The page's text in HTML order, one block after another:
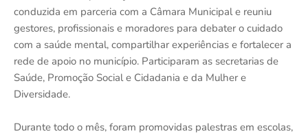
conduzida em parceria com a Câmara Municipal e reuniu
gestores, profissionais e moradores para debater o cuidado
com a saúde mental, compartilhar experiências e fortalecer a
rede de apoio no município. Participaram as secretarias de
Saúde, Promoção Social e Cidadania e da Mulher e
Diversidade.
Durante todo o mês, foram promovidas palestras em escolas,